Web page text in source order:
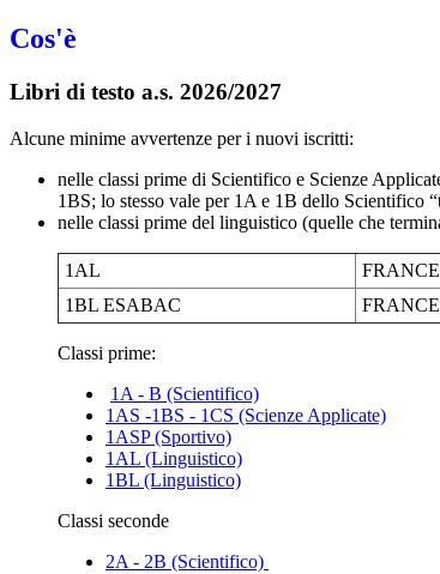
Cos'è
Libri di testo a.s. 2026/2027
Alcune minime avvertenze per i nuovi iscritti:
nelle classi prime di Scientifico e Scienze
1BS; lo stesso vale per 1A e 1B dello Scientifico
nelle classi prime del linguistico (quelle che
1AL
1BL ESABAC
Classi prime:
1A - B (Scientifico)
1AS -1BS - 1CS (Scienze Applicate)
1ASP (Sportivo)
1AL (Linguistico)
1BL (Linguistico)
Classi seconde
2A - 2B (Scientifico)